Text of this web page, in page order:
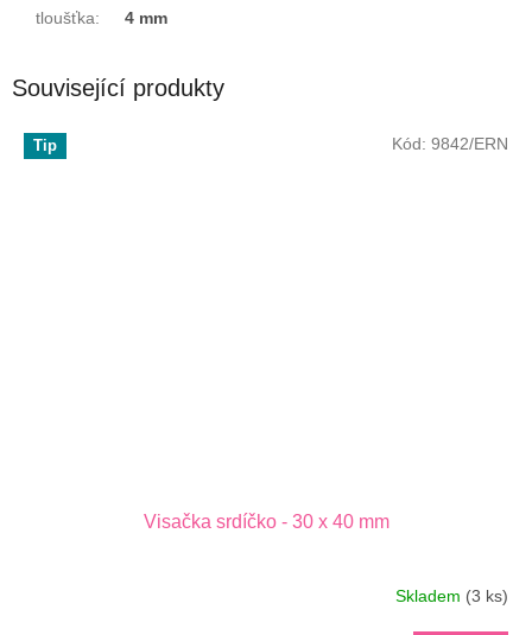
tloušťka: 4 mm
Související produkty
Tip
Visačka srdíčko - 30 x 40 mm
Skladem (3 ks)
Kód: 9842/ERN